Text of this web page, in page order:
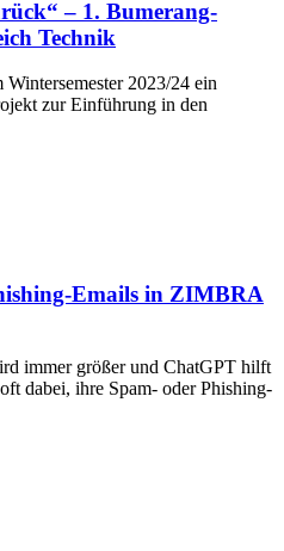
– 1. Bumerang-
Technik
2023/24 ein
zur Einführung in den
Emails in ZIMBRA
immer größer und ChatGPT hilft
dabei, ihre Spam- oder Phishing-